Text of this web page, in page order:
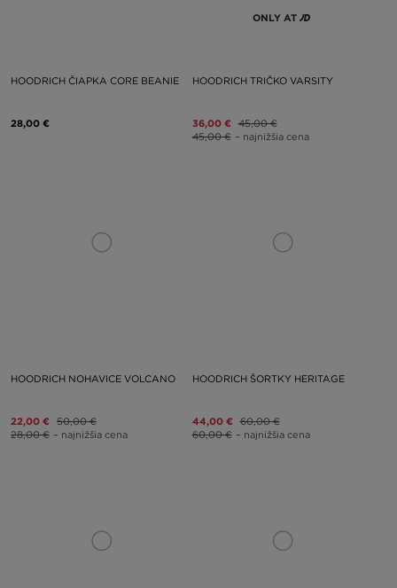
HOODRICH ČIAPKA CORE BEANIE
28,00 €
ONLY AT
HOODRICH TRIČKO VARSITY
36,00 € 45,00 €
45,00 € – najnižšia cena
HOODRICH NOHAVICE VOLCANO
22,00 € 50,00 €
28,00 € – najnižšia cena
HOODRICH ŠORTKY HERITAGE
44,00 € 60,00 €
60,00 € – najnižšia cena